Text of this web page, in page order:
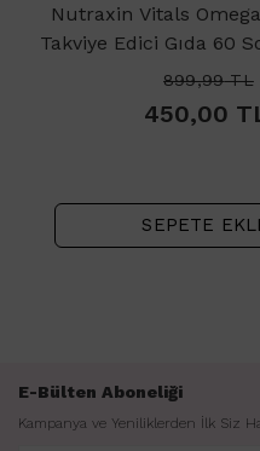
Nutraxin Vitals
Takviye Edici Gıda 60
899,99TL
450,00
SEPETE
E-Bülten Aboneliği
Kampanya ve Yeniliklerden İlk Siz